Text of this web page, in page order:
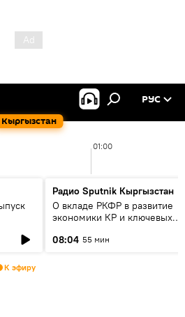
Кыргызстан
РУС
01:00
Радио Sputnik Кыргызстан
О вкладе РКФР в развитие
экономики КР и ключевых
08:04 55 мин
К эфиру